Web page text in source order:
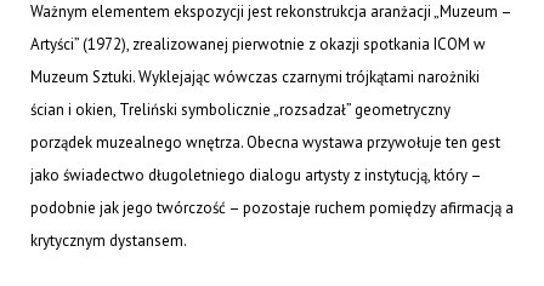
Ważnym elementem ekspozycji jest rekonstrukcja aranżacji „Muzeum –
Artyści” (1972), zrealizowanej pierwotnie z okazji spotkania ICOM w
Muzeum Sztuki. Wyklejając wówczas czarnymi trójkątami narożniki
ścian i okien, Treliński symbolicznie „rozsadzał” geometryczny
porządek muzealnego wnętrza. Obecna wystawa przywołuje ten gest
jako świadectwo długoletniego dialogu artysty z instytucją, który –
podobnie jak jego twórczość – pozostaje ruchem pomiędzy afirmacją a
krytycznym dystansem.